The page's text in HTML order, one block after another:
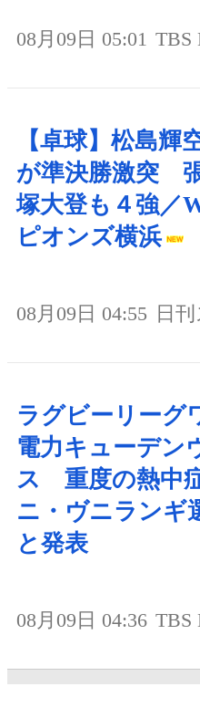
08月09日 05:01 TBS
【卓球】松島輝
が準決勝激突
塚大登も４強／
ピオンズ横浜
08月09日 04:55 日
ラグビーリーグ
電力キューデン
ス 重度の熱中
ニ・ヴニランギ
と発表
08月09日 04:36 TBS